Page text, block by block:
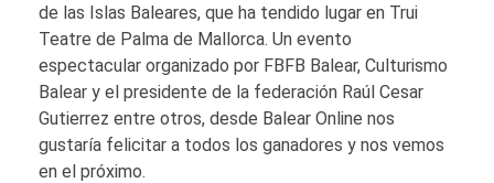
de las Islas Baleares, que ha tendido lugar en Trui
Teatre de Palma de Mallorca. Un evento
espectacular organizado por FBFB Balear, Culturismo
Balear y el presidente de la federación Raúl Cesar
Gutierrez entre otros, desde Balear Online nos
gustaría felicitar a todos los ganadores y nos vemos
en el próximo.